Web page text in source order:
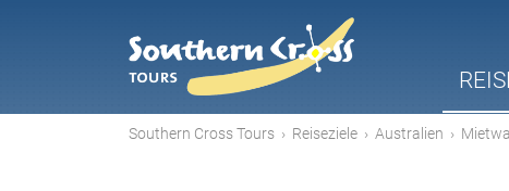
Southern Cross Tours › Reiseziele › Australien ›